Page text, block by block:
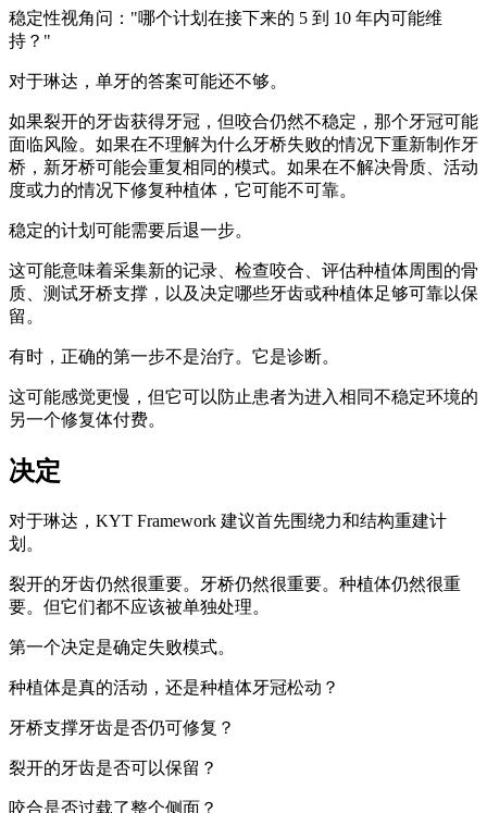
稳定性视角问："哪个计划在接下来的 5 到 10 年内可能维
持？"
对于琳达，单牙的答案可能还不够。
如果裂开的牙齿获得牙冠，但咬合仍然不稳定，那个牙冠可能
面临风险。如果在不理解为什么牙桥失败的情况下重新制作牙
桥，新牙桥可能会重复相同的模式。如果在不解决骨质、活动
度或力的情况下修复种植体，它可能不可靠。
稳定的计划可能需要后退一步。
这可能意味着采集新的记录、检查咬合、评估种植体周围的骨
质、测试牙桥支撑，以及决定哪些牙齿或种植体足够可靠以保
留。
有时，正确的第一步不是治疗。它是诊断。
这可能感觉更慢，但它可以防止患者为进入相同不稳定环境的
另一个修复体付费。
决定
对于琳达，KYT Framework 建议首先围绕力和结构重建计
划。
裂开的牙齿仍然很重要。牙桥仍然很重要。种植体仍然很重
要。但它们都不应该被单独处理。
第一个决定是确定失败模式。
种植体是真的活动，还是种植体牙冠松动？
牙桥支撑牙齿是否仍可修复？
裂开的牙齿是否可以保留？
咬合是否过载了整个侧面？